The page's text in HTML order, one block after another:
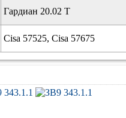
Гардиан 20.02 Т
Cisa 57525, Cisa 57675